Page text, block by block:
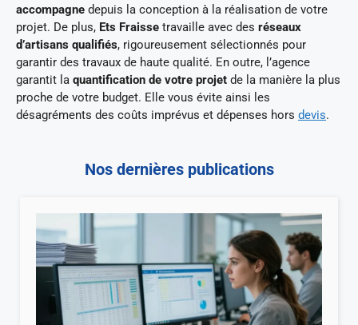
accompagne depuis la conception à la réalisation de votre
projet. De plus, Ets Fraisse travaille avec des réseaux
d’artisans qualifiés, rigoureusement sélectionnés pour
garantir des travaux de haute qualité. En outre, l’agence
garantit la quantification de votre projet de la manière la plus
proche de votre budget. Elle vous évite ainsi les
désagréments des coûts imprévus et dépenses hors devis.
Nos dernières publications